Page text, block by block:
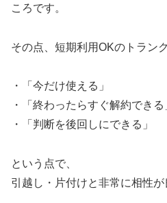
ころです。
その点、短期利用OKのトラン
・「今だけ使える」
・「終わったらすぐ解約できる
・「判断を後回しにできる」
という点で、
引越し・片付けと非常に相性が